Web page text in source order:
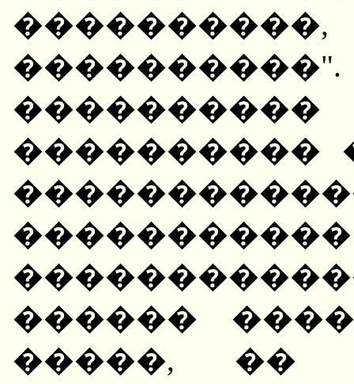
����������
������
�����, ��